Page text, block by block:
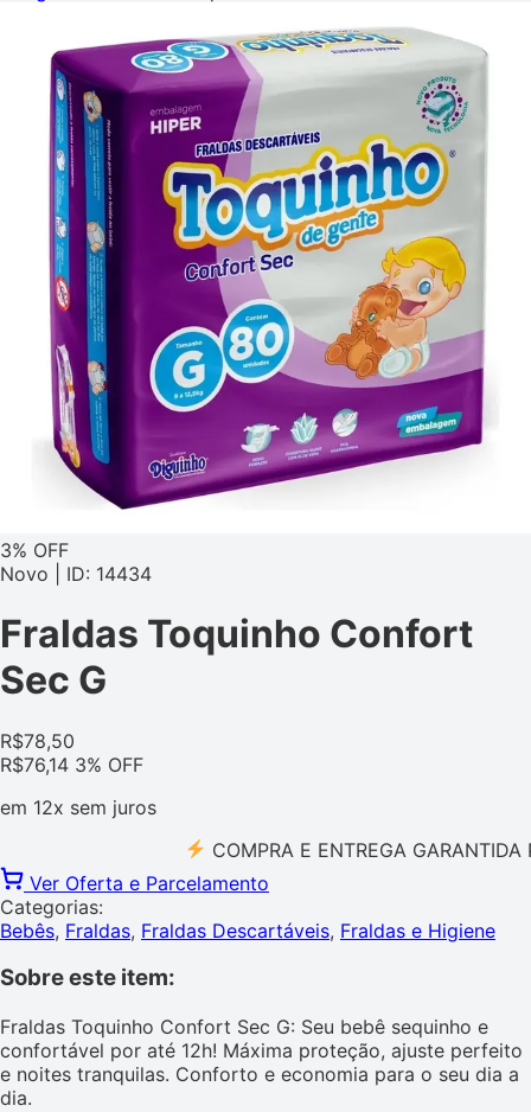
3% OFF
Novo | ID: 14434
Fraldas Toquinho Confort
Sec G
R$78,50
R$76,14 3% OFF
em 12x sem juros
COMPRA E ENTREGA GARANTIDA
Ver Oferta e Parcelamento
Categorias:
Bebês, Fraldas, Fraldas Descartáveis, Fraldas e Higiene
Sobre este item:
Fraldas Toquinho Confort Sec G: Seu bebê sequinho e
confortável por até 12h! Máxima proteção, ajuste perfeito
e noites tranquilas. Conforto e economia para o seu dia a
dia.